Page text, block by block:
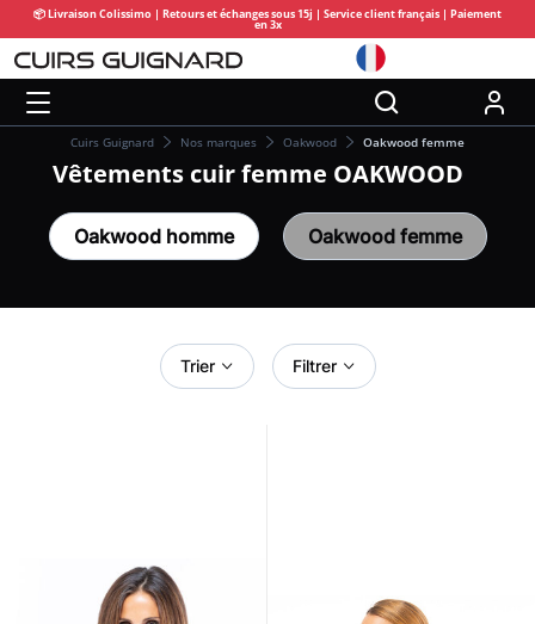
📦 Livraison Colissimo | Retours et échanges sous 15j | Service client français | Paiement
en 3x
Cuirs Guignard Nos marques Oakwood Oakwood femme
Vêtements cuir femme OAKWOOD
Oakwood homme Oakwood femme
Trier Filtrer